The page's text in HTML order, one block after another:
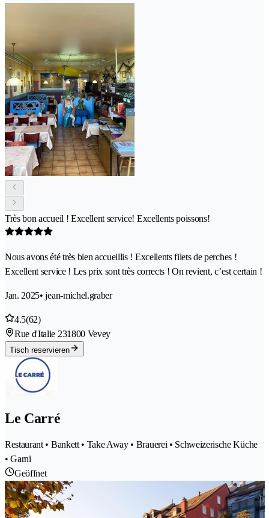
Très bon accueil ! Excellent service! Excellents poissons!
Nous avons été très bien accueillis ! Excellents filets de perches !
Excellent service ! Les prix sont très corrects ! On revient, c’est certain !
Jan. 2025• jean-michel.graber
4.5(62)
Rue d'Italie 231800 Vevey
Tisch reservieren
Le Carré
Restaurant • Bankett • Take Away • Brauerei • Schweizerische Küche
• Garni
Geöffnet